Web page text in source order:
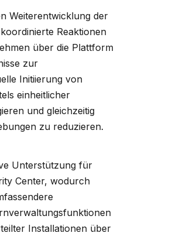
Weiterentwicklung der
Reaktionen
über die Plattform
zur
Initiierung von
einheitlicher
und gleichzeitig
zu reduzieren.
Unterstützung für
Center, wodurch
Installationen über